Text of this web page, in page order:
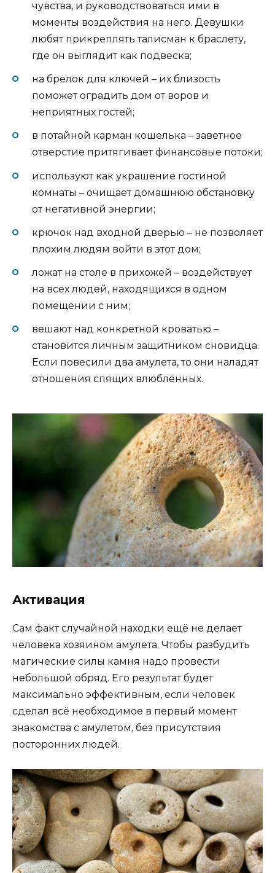
чувства, и руководствоваться ими в
моменты воздействия на него. Девушки
любят прикреплять талисман к браслету,
где он выглядит как подвеска;
на брелок для ключей – их близость
поможет оградить дом от воров и
неприятных гостей;
в потайной карман кошелька – заветное
отверстие притягивает финансовые потоки;
используют как украшение гостиной
комнаты – очищает домашнюю обстановку
от негативной энергии;
крючок над входной дверью – не позволяет
плохим людям войти в этот дом;
ложат на столе в прихожей – воздействует
на всех людей, находящихся в одном
помещении с ним;
вешают над конкретной кроватью –
становится личным защитником сновидца.
Если повесили два амулета, то они наладят
отношения спящих влюблённых.
Активация
Сам факт случайной находки ещё не делает
человека хозяином амулета. Чтобы разбудить
магические силы камня надо провести
небольшой обряд. Его результат будет
максимально эффективным, если человек
сделал всё необходимое в первый момент
знакомства с амулетом, без присутствия
посторонних людей.